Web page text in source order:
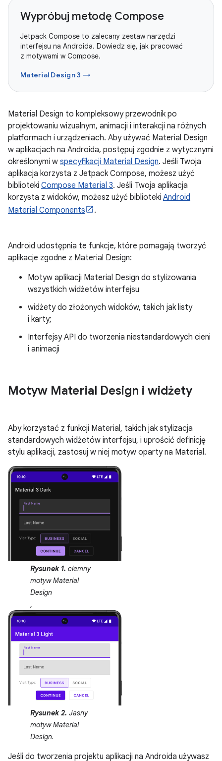
Wypróbuj metodę Compose
Jetpack Compose to zalecany zestaw narzędzi
interfejsu na Androida. Dowiedz się, jak pracować
z motywami w Compose.
Material Design 3 →
Material Design to kompleksowy przewodnik po
projektowaniu wizualnym, animacji i interakcji na różnych
platformach i urządzeniach. Aby używać Material Design
w aplikacjach na Androida, postępuj zgodnie z wytycznymi
określonymi w specyfikacji Material Design. Jeśli Twoja
aplikacja korzysta z Jetpack Compose, możesz użyć
biblioteki Compose Material 3. Jeśli Twoja aplikacja
korzysta z widoków, możesz użyć biblioteki Android
Material Components
.
Android udostępnia te funkcje, które pomagają tworzyć
aplikacje zgodne z Material Design:
Motyw aplikacji Material Design do stylizowania
wszystkich widżetów interfejsu
widżety do złożonych widoków, takich jak listy
i karty;
Interfejsy API do tworzenia niestandardowych cieni
i animacji
Motyw Material Design i widżety
Aby korzystać z funkcji Material, takich jak stylizacja
standardowych widżetów interfejsu, i uprościć definicję
stylu aplikacji, zastosuj w niej motyw oparty na Material.
Rysunek 1. ciemny
motyw Material
Design
,
Rysunek 2. Jasny
motyw Material
Design.
Jeśli do tworzenia projektu aplikacji na Androida używasz